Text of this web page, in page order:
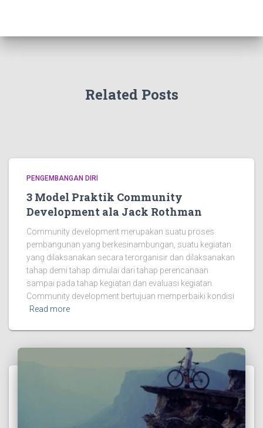
Related Posts
PENGEMBANGAN DIRI
3 Model Praktik Community
Development ala Jack Rothman
Community development merupakan suatu proses
pembangunan yang berkesinambungan, suatu kegiatan
yang dilaksanakan secara terorganisir dan dilaksanakan
tahap demi tahap dimulai dari tahap perencanaan
sampai pada tahap kegiatan dan evaluasi kegiatan.
Community development bertujuan memperbaiki kondisi
Read more